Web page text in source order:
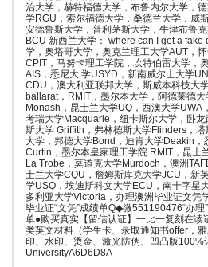
治大学，赫特福德大学，布鲁内尔大学，
学RGU，索尔福德大学，桑德兰大学，威
安德鲁斯大学，普利茅斯大学，牛津布鲁
BCU 新西兰大学： where can I get a
学，奥塔哥大学，奥克兰理工大学AUT，
CPIT，马努卡理工学院，坎特伯雷大学，
AIS，悉尼大 学USYD，新南威尔士大学
CDU，澳大利亚联邦大学，斯威本科技大
ballarat，RMIT，墨尔本大学，阿德莱德
Monash，昆士兰大学UQ，西澳大学UWA
考瑞大学Macquarie，纽卡斯尔大学，卧
斯大学 Griffith，弗林德斯大学Flinders，
大学，邦德大学Bond，迪肯大学Deakin
Curtin，墨尔本皇家理工学院 RMIT，昆士
La Trobe，莫道克大学Murdoch，澳洲
士兰大学CQU，詹姆斯库克大学JCU，新
学USQ，埃迪斯科文大学ECU，南十字星
多利亚大学Victoria，办理澳洲毕业证文凭
毕业证“文凭”成绩单Q◆微551190476“办
单●购买真实【留信认证】一比一复刻在
类英文材料（学生卡、录取通知书offer，
印、水印、烫金、激光防伪、凹凸版100%
UniversityA6D6D8A